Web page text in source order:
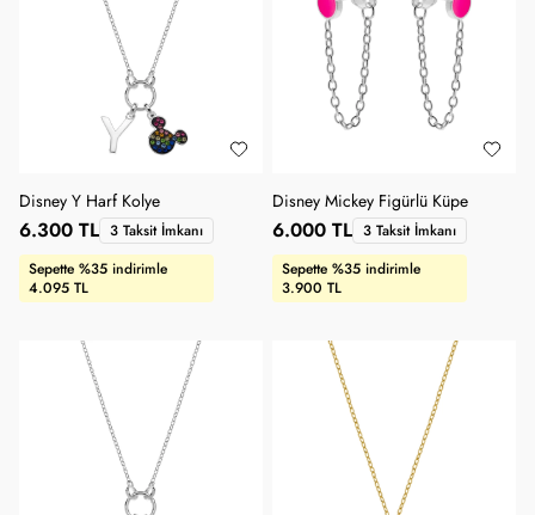
Disney Y Harf Kolye
Sepette %35 indirimle
4.095 TL
6.300 TL 3 Taksit İmkanı
Disney Mickey Figürlü Küpe
Sepette %35 indirimle
3.900 TL
6.000 TL 3 Taksit İmkanı